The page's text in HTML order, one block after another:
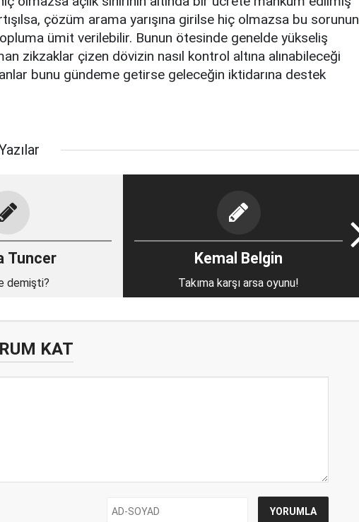
çözüm arama yarışına girilse hiç olmazsa bu sorunun
ümit verilebilir. Bunun ötesinde genelde yükseliş
zikzaklar çizen dövizin nasıl kontrol altına alınabileceği
bunu gündeme getirse geleceğin iktidarına destek
Tuncer
demişti?
Kemal Belgin
Takıma karşı arsa oyunu!
KAT